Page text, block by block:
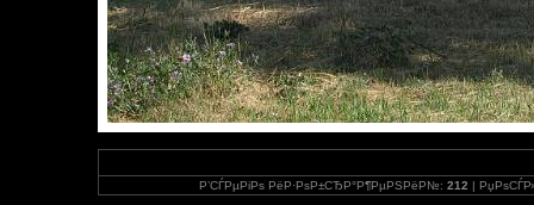
Р’СЃРµРіРѕ РёР·РѕР±СЂР°Р¶РµРЅРёР№: 212 |